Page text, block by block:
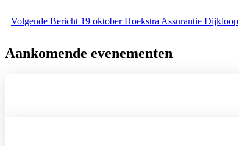
Volgende Bericht 19 oktober Hoekstra Assurantie Dijkloop
Aankomende evenementen